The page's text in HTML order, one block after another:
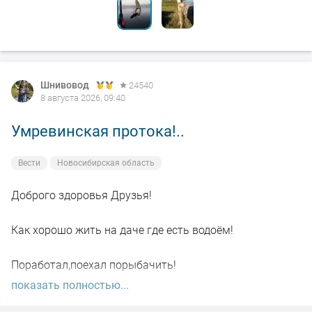
Шнивовод
24540
8 августа 2026, 09:40
Умревинская протока!..
Вести Новосибирская область
Доброго здоровья Друзья!
Как хорошо жить на даче где есть водоём!
Поработал,поехал порыбачить!
показать полностью...